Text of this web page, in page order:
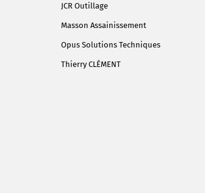
JCR Outillage
Masson Assainissement
Opus Solutions Techniques
Thierry CLÉMENT